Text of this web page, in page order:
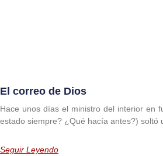
El correo de Dios
Hace unos días el ministro del interior en
estado siempre? ¿Qué hacía antes?) soltó
Seguir Leyendo